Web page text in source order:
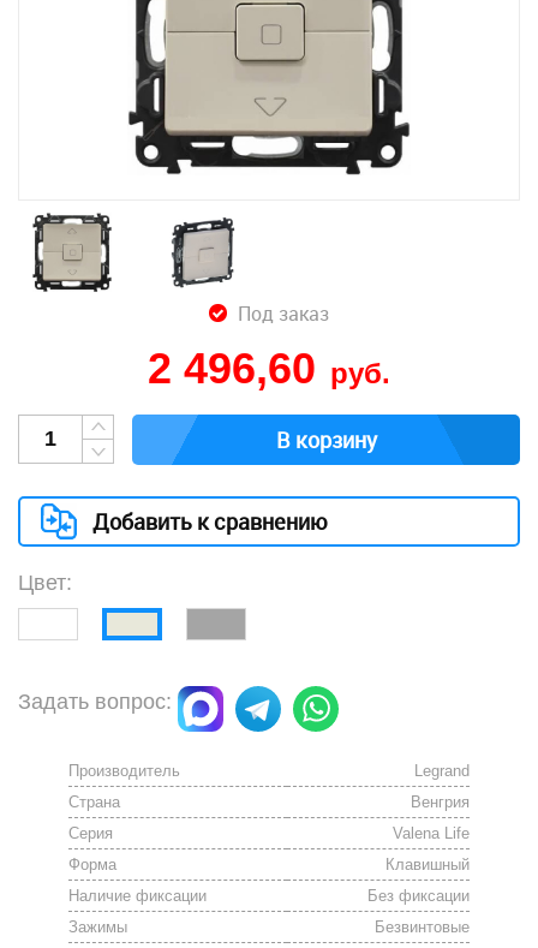
Под заказ
2 496,60 руб.
В корзину
Добавить к сравнению
Цвет:
Задать вопрос:
Производитель
Legrand
Страна
Венгрия
Серия
Valena Life
Форма
Клавишный
Наличие фиксации
Без фиксации
Зажимы
Безвинтовые